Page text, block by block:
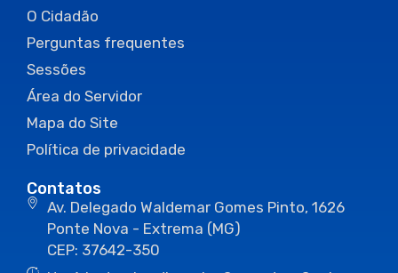
O Cidadão
Perguntas frequentes
Sessões
Área do Servidor
Mapa do Site
Política de privacidade
Contatos
Av. Delegado Waldemar Gomes Pinto, 1626
Ponte Nova - Extrema (MG)
CEP: 37642-350